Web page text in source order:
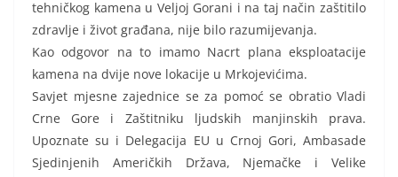
tehničkog kamena u Veljoj Gorani i na taj način zaštitilo
zdravlje i život građana, nije bilo razumijevanja.
Kao odgovor na to imamo Nacrt plana eksploatacije
kamena na dvije nove lokacije u Mrkojevićima.
Savjet mjesne zajednice se za pomoć se obratio Vladi
Crne Gore i Zaštitniku ljudskih manjinskih prava.
Upoznate su i Delegacija EU u Crnoj Gori, Ambasade
Sjedinjenih Američkih Država, Njemačke i Velike